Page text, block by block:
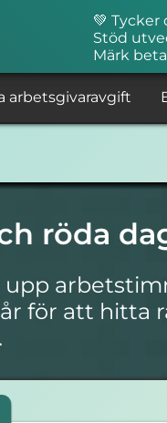
💚 Tycker
Stöd
Märk
arbetsgivaravgift
röda
upp
för att hitta